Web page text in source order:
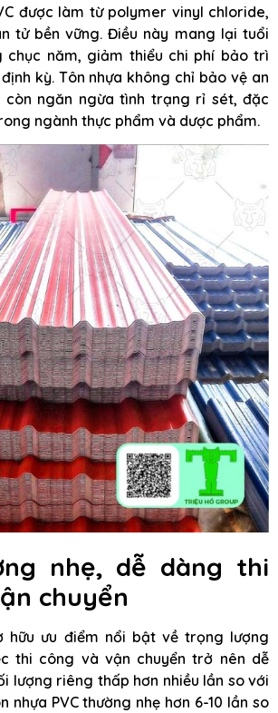
được làm từ polymer vinyl chloride,
tử bền vững. Điều này mang lại tuổi
chục năm, giảm thiểu chi phí bảo trì
kỳ. Tôn nhựa không chỉ bảo vệ an
ngăn ngừa tình trạng rỉ sét, đặc
ngành thực phẩm và dược phẩm.
nhẹ, dễ dàng thi
chuyển
hữu ưu điểm nổi bật về trọng lượng
thi công và vận chuyển trở nên dễ
lượng riêng thấp hơn nhiều lần so với
nhựa PVC thường nhẹ hơn 6-10 lần so